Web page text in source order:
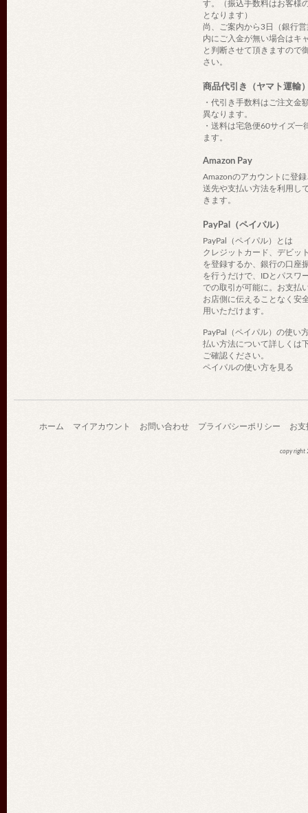
す。（振込手数料はお客様
となります）
尚、ご案内から3日（銀行
内にご入金が無い場合はキ
と判断させて頂きますので
さい。
商品代引き（ヤマト運輸
・代引き手数料はご注文金
異なります。
・送料は宅急便60サイズ一
ます。
Amazon Pay
Amazonのアカウントに登
送先や支払い方法を利用し
きます。
PayPal（ペイパル）
PayPal（ペイパル）とは
クレジットカード、デビッ
を登録するか、銀行の口座
を行うだけで、IDとパスワ
での取引が可能に。お支払
お店側に伝えることなく安
用いただけます。
PayPal（ペイパル）の使い
払い方法について詳しくは
ご確認ください。
ペイパルの使い方を見る
ホーム マイアカウント お問い合わせ プライバシーポリシー お支
copy right